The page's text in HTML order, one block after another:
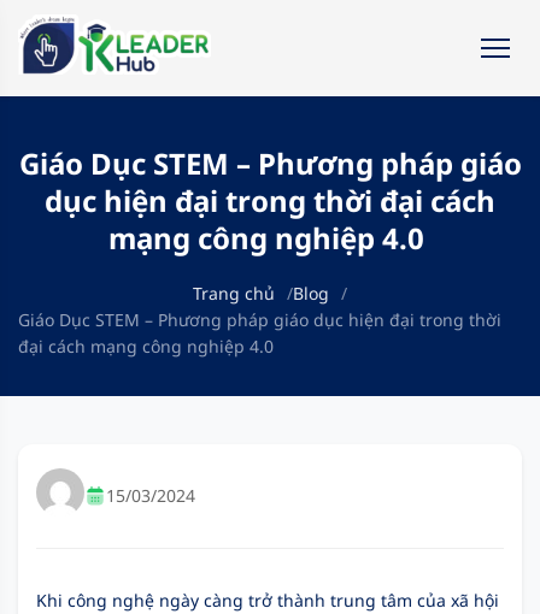
Giáo Dục STEM – Phương pháp giáo
dục hiện đại trong thời đại cách
mạng công nghiệp 4.0
Trang chủ
Blog
Giáo Dục STEM – Phương pháp giáo dục hiện đại trong thời
đại cách mạng công nghiệp 4.0
15/03/2024
Khi công nghệ ngày càng trở thành trung tâm của xã hội